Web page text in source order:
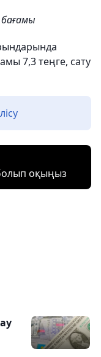
7,3 теңге, сату
оқыңыз